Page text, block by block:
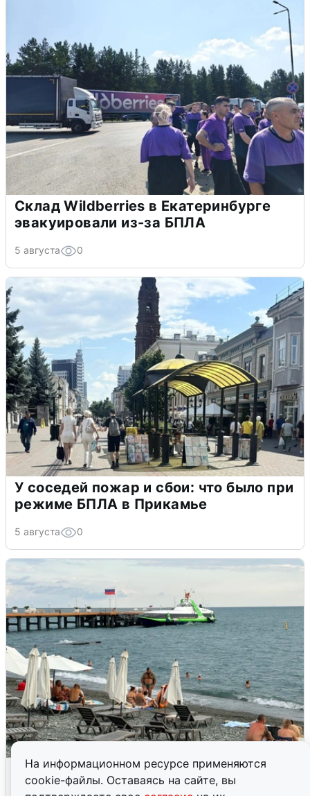
На информационном ресурсе применяются
cookie-файлы. Оставаясь на сайте, вы
Склад Wildberries в Екатеринбурге
эвакуировали из-за БПЛА
5 августа 0
У соседей пожар и сбои: что было при
режиме БПЛА в Прикамье
5 августа 0
Жители и туристы Сочи рассказали
об атаке БПЛА 5 августа